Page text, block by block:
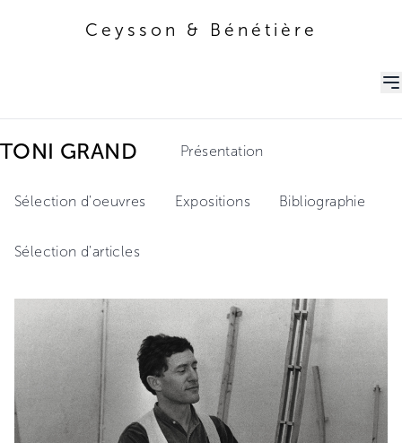
Ceysson & Bénétière
TONI GRAND Présentation
Sélection d'oeuvres Expositions Bibliographie
Sélection d'articles